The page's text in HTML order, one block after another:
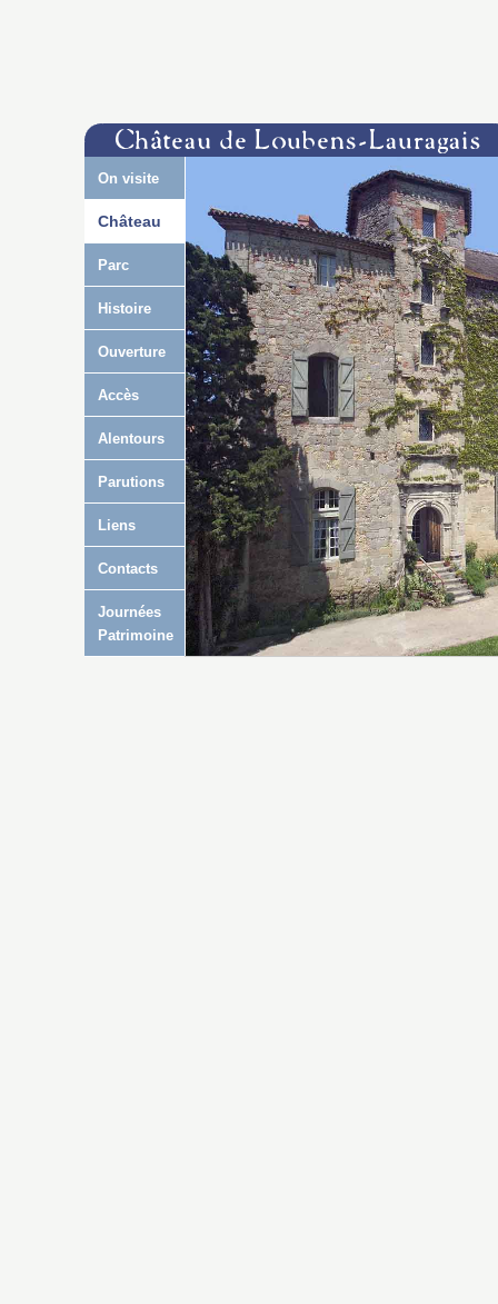
On visite
Château
Parc
Histoire
Ouverture
Accès
Alentours
Parutions
Liens
Contacts
Journées
Patrimoine